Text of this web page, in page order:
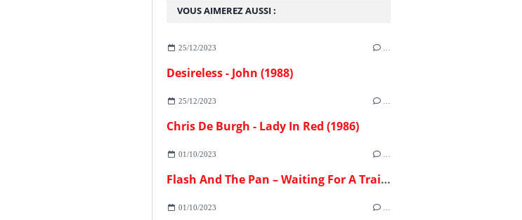
VOUS AIMEREZ AUSSI :
25/12/2023
Desireless - John (1988)
25/12/2023
Chris De Burgh - Lady In Red (1986)
01/10/2023
Flash And The Pan – Waiting For A Train (1982)
01/10/2023